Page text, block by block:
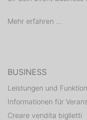
Mehr erfahren ...
BUSINESS
Leistungen und
Informationen für
Creare vendita biglietti